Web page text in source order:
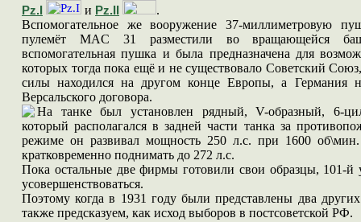
Pz.I и Pz.II
.
Вспомогательное же вооружение 37-миллиметровую
пулемёт MAC 31 разместили во вращающейся
вспомогательная пушка и была предназначена для
которых тогда пока ещё и не существовало Советский
силы находился на другом конце Европы, а Германия
Версальского договора.
На танке был установлен рядный, V-образный, 6-
который располагался в задней части танка за
режиме он развивал мощность 250 л.с. при 1600
кратковременно поднимать до 272 л.с.
Пока остальные две фирмы готовили свои образцы, 101-
усовершенствоваться.
Поэтому когда в 1931 году были представлены два
также предсказуем, как исход выборов в постсоветской РФ.